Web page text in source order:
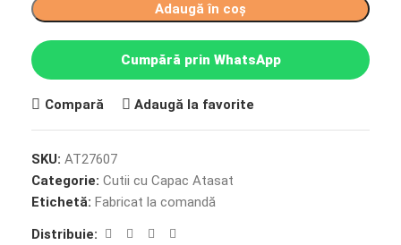
Adaugă în coș
Cumpără prin WhatsApp
Compară Adaugă la favorite
SKU: AT27607
Categorie: Cutii cu Capac Atasat
Etichetă: Fabricat la comandă
Distribuie: